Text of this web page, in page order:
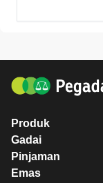
Produk
Gadai
Pinjaman
Emas